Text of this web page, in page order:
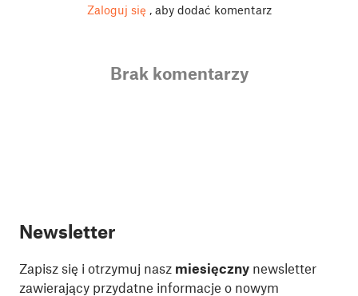
Zaloguj się , aby dodać komentarz
Brak komentarzy
Newsletter
Zapisz się i otrzymuj nasz miesięczny newsletter
zawierający przydatne informacje o nowym